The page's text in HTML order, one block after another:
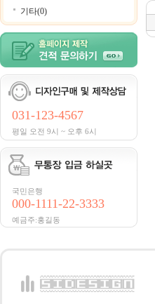
기타(0)
031-123-4567
평일 오전 9시 ~ 오후 6시
국민은행
000-1111-22-3333
예금주:홍길동